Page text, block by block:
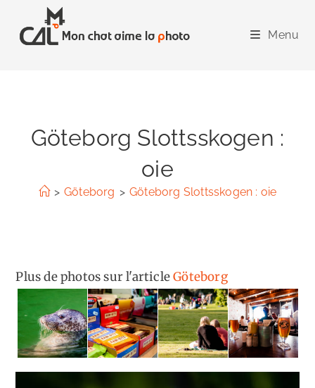
content
Menu
Göteborg Slottsskogen :
oie
> Göteborg > Göteborg Slottsskogen : oie
Plus de photos sur l'articleGöteborg